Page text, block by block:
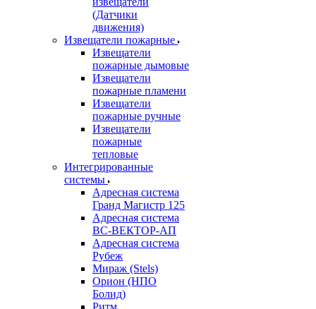
(Датчики
движения)
Извещатели пожарные
Извещатели
пожарные дымовые
Извещатели
пожарные пламени
Извещатели
пожарные ручные
Извещатели
пожарные
тепловые
Интегрированные
системы
Адресная система
Гранд Магистр 125
Адресная система
ВС-ВЕКТОР-АП
Адресная система
Рубеж
Мираж (Stels)
Орион (НПО
Болид)
Ритм